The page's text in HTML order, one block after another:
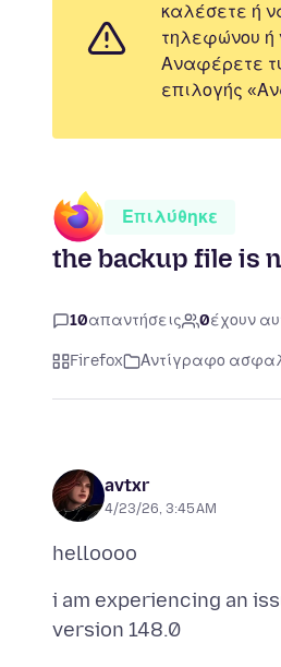
καλέσετε ή
τηλεφώνου ή
Αναφέρετε
επιλογής
Επιλύθηκε
the backup file is
10απαντήσεις 0έχουν
Firefox Αντίγραφο
avtxr
4/23/26, 3:45 AM
i am experiencing an